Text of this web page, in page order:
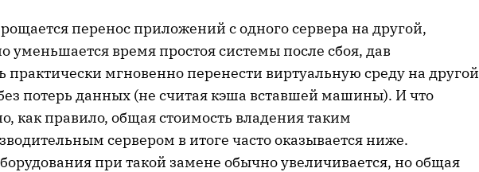
перенос приложений с одного сервера на другой,
уменьшается время простоя системы после сбоя, дав
практически мгновенно перенести виртуальную среду на другой
потерь данных (не считая кэша вставшей машины). И что
как правило, общая стоимость владения таким
сервером в итоге часто оказывается ниже.
при такой замене обычно увеличивается, но общая